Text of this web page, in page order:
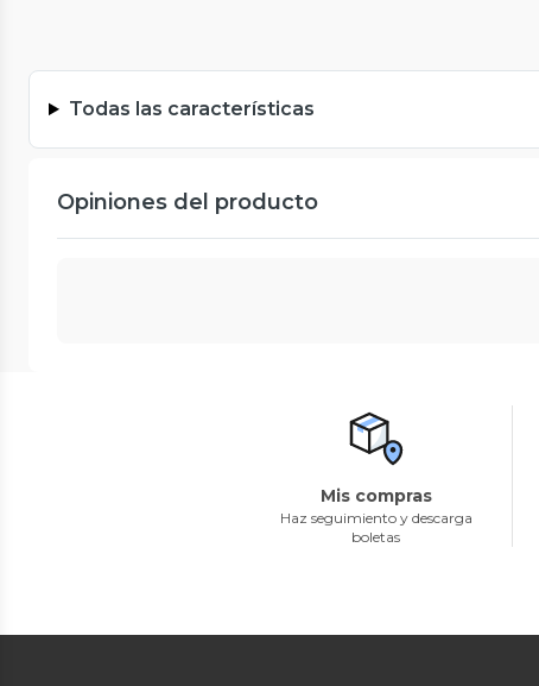
Todas las características
Opiniones del producto
Mis compras
Haz seguimiento y descarga
boletas